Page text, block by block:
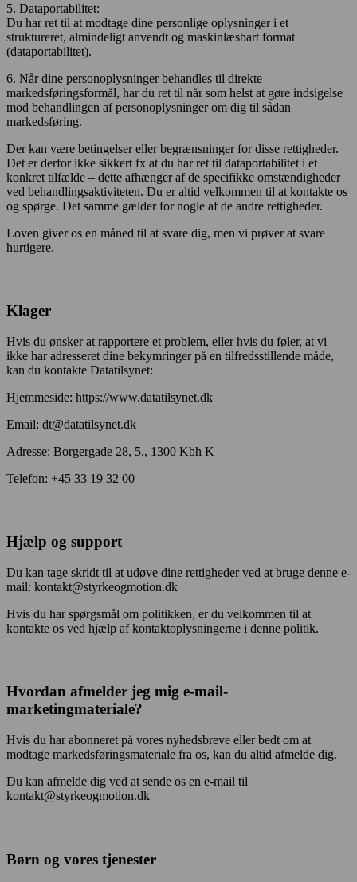
5. Dataportabilitet:
Du har ret til at modtage dine personlige oplysninger i et
struktureret, almindeligt anvendt og maskinlæsbart format
(dataportabilitet).
6. Når dine personoplysninger behandles til direkte
markedsføringsformål, har du ret til når som helst at gøre indsigelse
mod behandlingen af personoplysninger om dig til sådan
markedsføring.
Der kan være betingelser eller begrænsninger for disse rettigheder.
Det er derfor ikke sikkert fx at du har ret til dataportabilitet i et
konkret tilfælde – dette afhænger af de specifikke omstændigheder
ved behandlingsaktiviteten. Du er altid velkommen til at kontakte os
og spørge. Det samme gælder for nogle af de andre rettigheder.
Loven giver os en måned til at svare dig, men vi prøver at svare
hurtigere.
Klager
Hvis du ønsker at rapportere et problem, eller hvis du føler, at vi
ikke har adresseret dine bekymringer på en tilfredsstillende måde,
kan du kontakte Datatilsynet:
Hjemmeside: https://www.datatilsynet.dk
Email: dt@datatilsynet.dk
Adresse: Borgergade 28, 5., 1300 Kbh K
Telefon: +45 33 19 32 00
Hjælp og support
Du kan tage skridt til at udøve dine rettigheder ved at bruge denne e-
mail: kontakt@styrkeogmotion.dk
Hvis du har spørgsmål om politikken, er du velkommen til at
kontakte os ved hjælp af kontaktoplysningerne i denne politik.
Hvordan afmelder jeg mig e-mail-
marketingmateriale?
Hvis du har abonneret på vores nyhedsbreve eller bedt om at
modtage markedsføringsmateriale fra os, kan du altid afmelde dig.
Du kan afmelde dig ved at sende os en e-mail til
kontakt@styrkeogmotion.dk
Børn og vores tjenester